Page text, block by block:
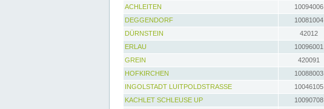
ACHLEITEN
10094006
DEGGENDORF
10081004
DÜRNSTEIN
42012
ERLAU
10096001
GREIN
420091
HOFKIRCHEN
10088003
INGOLSTADT LUITPOLDSTRASSE
10046105
KACHLET SCHLEUSE UP
10090708